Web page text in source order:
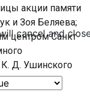
cancel and
акции памяти
и Зоя Беляева;
центром Санкт-
К. Д. Ушинского